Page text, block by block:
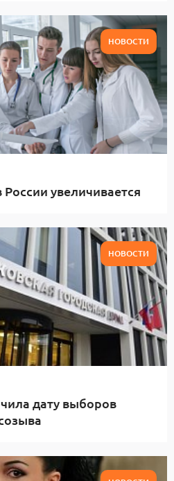
НОВОСТИ
увеличивается
НОВОСТИ
дату выборов